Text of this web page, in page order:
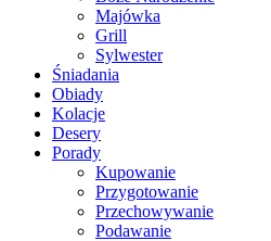
Majówka
Grill
Sylwester
Śniadania
Obiady
Kolacje
Desery
Porady
Kupowanie
Przygotowanie
Przechowywanie
Podawanie